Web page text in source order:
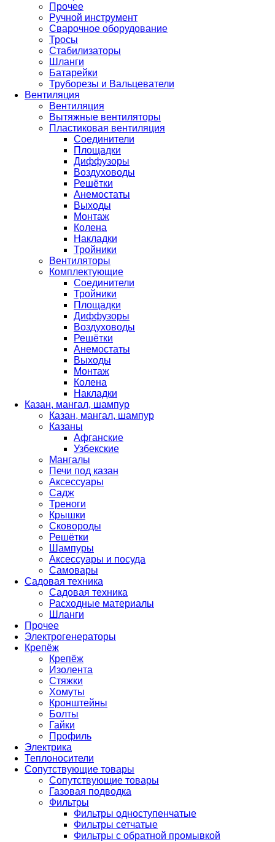
Прочее
Ручной инструмент
Сварочное оборудование
Тросы
Стабилизаторы
Шланги
Батарейки
Труборезы и Вальцеватели
Вентиляция
Вентиляция
Вытяжные вентиляторы
Пластиковая вентиляция
Соединители
Площадки
Диффузоры
Воздуховоды
Решётки
Анемостаты
Выходы
Монтаж
Колена
Накладки
Тройники
Вентиляторы
Комплектующие
Соединители
Тройники
Площадки
Диффузоры
Воздуховоды
Решётки
Анемостаты
Выходы
Монтаж
Колена
Накладки
Казан, мангал, шампур
Казан, мангал, шампур
Казаны
Афганские
Узбекские
Мангалы
Печи под казан
Аксессуары
Садж
Треноги
Крышки
Сковороды
Решётки
Шампуры
Аксессуары и посуда
Самовары
Садовая техника
Садовая техника
Расходные материалы
Шланги
Прочее
Электрогенераторы
Крепёж
Крепёж
Изолента
Стяжки
Хомуты
Кронштейны
Болты
Гайки
Профиль
Электрика
Теплоносители
Сопутствующие товары
Сопутствующие товары
Газовая подводка
Фильтры
Фильтры одноступенчатые
Фильтры сетчатые
Фильтры с обратной промывкой